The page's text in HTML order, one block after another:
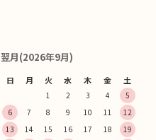
翌月(2026年9月)
日 月 火 水 木 金 土
1 2 3 4
5
6
7 8 9 10 11
12
13
14 15 16 17 18
19